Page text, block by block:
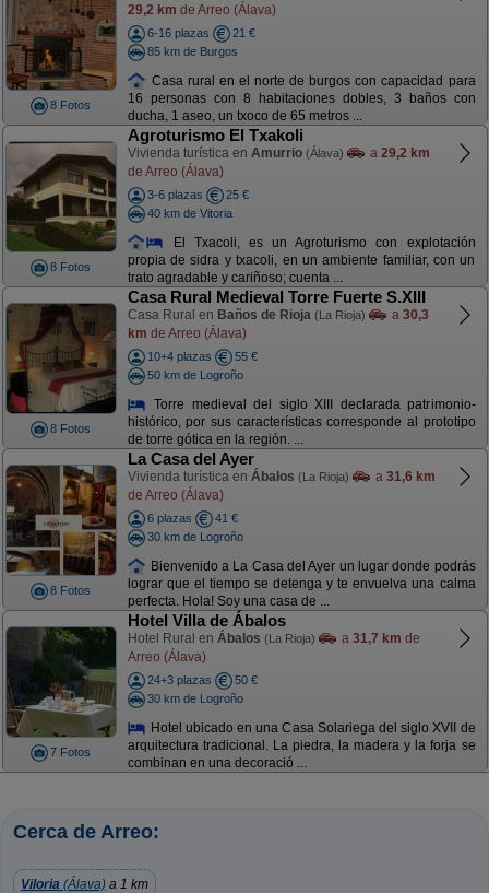
8 Fotos
29,2 km de Arreo (Álava)
6-16 plazas
21 €
85 km de Burgos
Casa rural en el norte de burgos con capacidad para
16 personas con 8 habitaciones dobles, 3 baños con
ducha, 1 aseo, un txoco de 65 metros ...
8 Fotos
Agroturismo El Txakoli
Vivienda turística en Amurrio (Álava) a 29,2 km
de Arreo (Álava)
3-6 plazas
25 €
40 km de Vitoria
El Txacoli, es un Agroturismo con explotación
propia de sidra y txacoli, en un ambiente familiar, con un
trato agradable y cariñoso; cuenta ...
8 Fotos
Casa Rural Medieval Torre Fuerte S.XIII
Casa Rural en Baños de Rioja (La Rioja) a 30,3
km de Arreo (Álava)
10+4 plazas
55 €
50 km de Logroño
Torre medieval del siglo XIII declarada patrimonio-
histórico, por sus características corresponde al prototipo
de torre gótica en la región. ...
8 Fotos
La Casa del Ayer
Vivienda turística en Ábalos (La Rioja) a 31,6 km
de Arreo (Álava)
6 plazas
41 €
30 km de Logroño
Bienvenido a La Casa del Ayer un lugar donde podrás
lograr que el tiempo se detenga y te envuelva una calma
perfecta. Hola! Soy una casa de ...
7 Fotos
Hotel Villa de Ábalos
Hotel Rural en Ábalos (La Rioja) a 31,7 km de
Arreo (Álava)
24+3 plazas
50 €
30 km de Logroño
Hotel ubicado en una Casa Solariega del siglo XVII de
arquitectura tradicional. La piedra, la madera y la forja se
combinan en una decoració ...
Cerca de Arreo:
Viloria (Álava) a 1 km